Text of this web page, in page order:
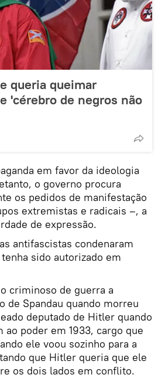
queria queimar
'cérebro de negros não
em favor da ideologia
o governo procura
os pedidos de manifestação
extremistas e radicais –, a
de expressão.
antifascistas condenaram
sido autorizado em
criminoso de guerra a
de Spandau quando morreu
deputado de Hitler quando
ao poder em 1933, cargo que
ele voou sozinho para a
que Hitler queria que ele
os dois lados em conflito.